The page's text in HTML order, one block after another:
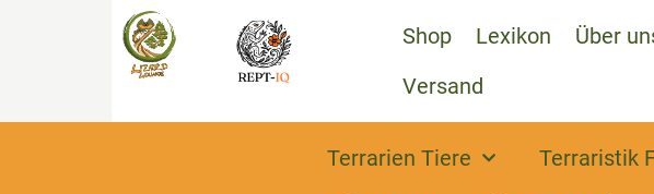
Shop Lexikon
Über
Versand
Terrarien Tiere Terraristik